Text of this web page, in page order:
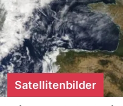
Satellitenbilder